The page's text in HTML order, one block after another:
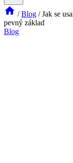
/ Blog / Jak se
pevný základ
Blog